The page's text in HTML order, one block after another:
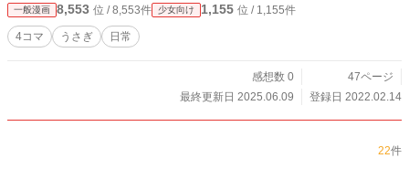
一般漫画 8,553 位 / 8,553件 少女向け 1,155 位 / 1,155件
4コマ うさぎ 日常
感想数 0
47ページ
最終更新日 2025.06.09
登録日 2022.02.14
22件